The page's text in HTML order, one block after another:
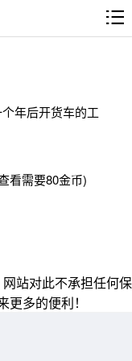
年后开货车的工
看需要80金币)
站对此不承担任何保
多的便利！